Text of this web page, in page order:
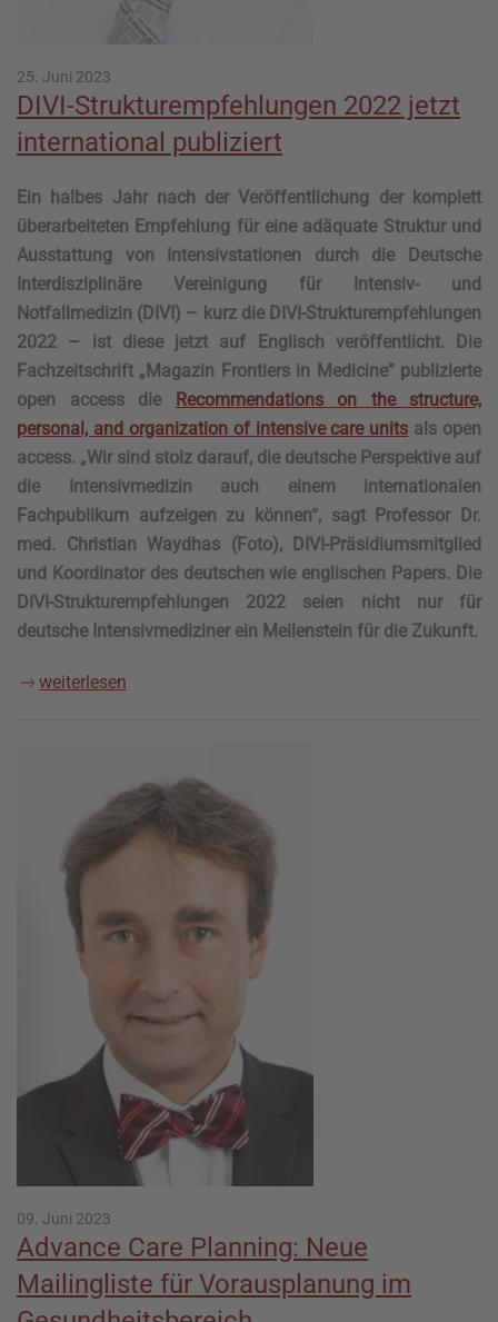
25. Juni 2023
DIVI-Strukturempfehlungen 2022 jetzt
international publiziert
Ein halbes Jahr nach der Veröffentlichung der komplett
überarbeiteten Empfehlung für eine adäquate Struktur und
Ausstattung von Intensivstationen durch die Deutsche
Interdisziplinäre Vereinigung für Intensiv- und
Notfallmedizin (DIVI) – kurz die DIVI-Strukturempfehlungen
2022 – ist diese jetzt auf Englisch veröffentlicht. Die
Fachzeitschrift „Magazin Frontiers in Medicine” publizierte
open access die
Recommendations on the structure,
personal, and organization of intensive care units als open
access. „Wir sind stolz darauf, die deutsche Perspektive auf
die Intensivmedizin auch einem internationalen
Fachpublikum aufzeigen zu können“, sagt Professor Dr.
med. Christian Waydhas (Foto), DIVI-Präsidiumsmitglied
und Koordinator des deutschen wie englischen Papers. Die
DIVI-Strukturempfehlungen 2022 seien nicht nur für
deutsche Intensivmediziner ein Meilenstein für die Zukunft.
weiterlesen
09. Juni 2023
Advance Care Planning: Neue
Mailingliste für Vorausplanung im